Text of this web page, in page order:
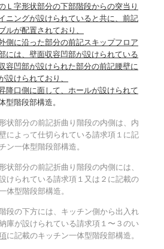
Ｌ字形状部分の下部階段からの突当り
ニングが設けられていると共に、前記
ルが配置されており、
側に沿った部分の前記スキップフロア
には、壁面収容凹部が設けられている
容凹部が設けられた部分の前記腰壁に
設けられており、
降口側に面して、ホールが設けられて
型階段部構造。
状部分の前記折曲り階段の内側は、内
によって仕切られている請求項１に記
ン一体型階段部構造。
状部分の前記折曲り階段の内側には、
けられている請求項１又は２に記載の
体型階段部構造。
段の下方には、キッチン側から出入れ
庫が設けられている請求項１〜３のい
に記載のキッチン一体型階段部構造。